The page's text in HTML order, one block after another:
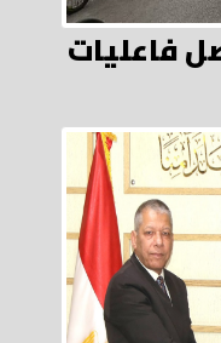
الشباب والرياضة تواصل فاعليات